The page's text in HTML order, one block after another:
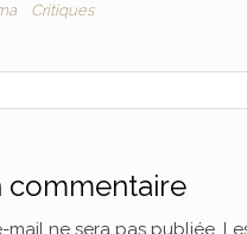
Critiques
commentaire
mail ne sera pas publiée.